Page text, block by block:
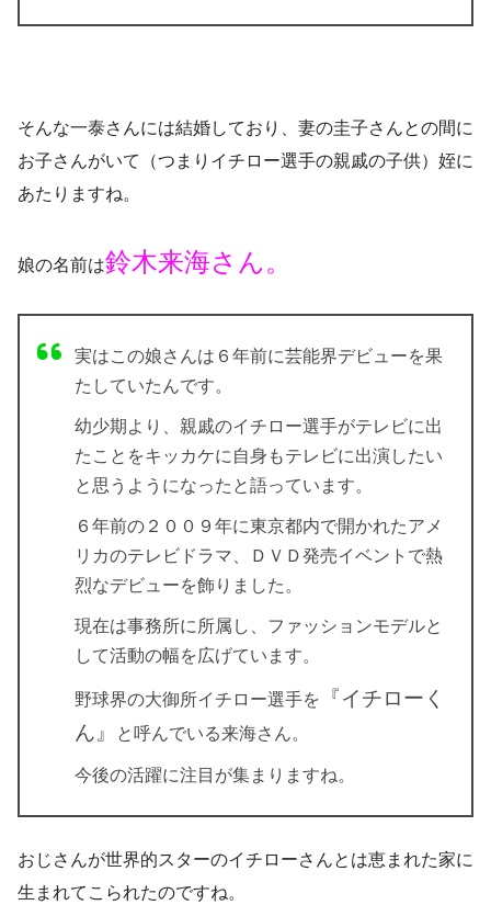
そんな一泰さんには結婚しており、妻の圭子さんとの間に
お子さんがいて（つまりイチロー選手の親戚の子供）姪に
あたりますね。
娘の名前は鈴木来海さん。
実はこの娘さんは６年前に芸能界デビューを果
たしていたんです。
幼少期より、親戚のイチロー選手がテレビに出
たことをキッカケに自身もテレビに出演したい
と思うようになったと語っています。
６年前の２００９年に東京都内で開かれたアメ
リカのテレビドラマ、ＤＶＤ発売イベントで熱
烈なデビューを飾りました。
現在は事務所に所属し、ファッションモデルと
して活動の幅を広げています。
野球界の大御所イチロー選手を
『イチローく
ん』
と呼んでいる来海さん。
今後の活躍に注目が集まりますね。
おじさんが世界的スターのイチローさんとは恵まれた家に
生まれてこられたのですね。